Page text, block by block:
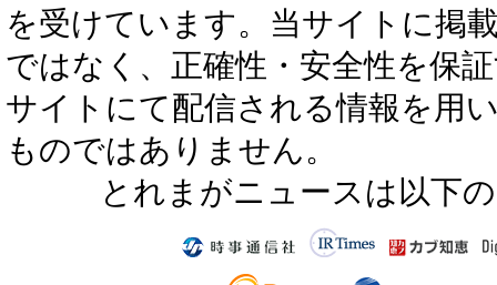
を受けています。当サイトに掲
ではなく、正確性・安全性を保
サイトにて配信される情報を用
ものではありません。
とれまがニュースは以下